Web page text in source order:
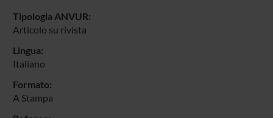
Tipologia ANVUR:
Articolo su rivista
Lingua:
Italiano
Formato:
A Stampa